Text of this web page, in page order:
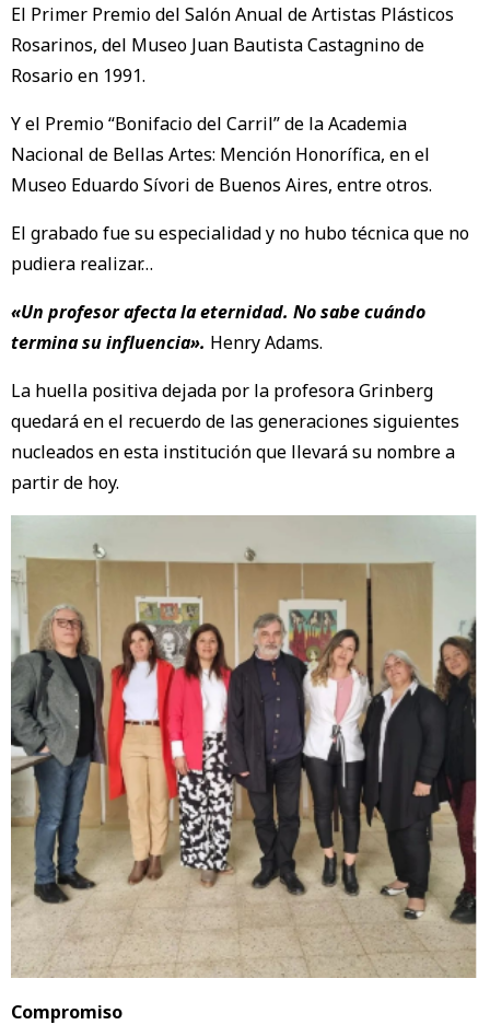
El Primer Premio del Salón Anual de Artistas Plásticos
Rosarinos, del Museo Juan Bautista Castagnino de
Rosario en 1991.
Y el Premio “Bonifacio del Carril” de la Academia
Nacional de Bellas Artes: Mención Honorífica, en el
Museo Eduardo Sívori de Buenos Aires, entre otros.
El grabado fue su especialidad y no hubo técnica que no
pudiera realizar…
«Un profesor afecta la eternidad. No sabe cuándo
termina su influencia». Henry Adams.
La huella positiva dejada por la profesora Grinberg
quedará en el recuerdo de las generaciones siguientes
nucleados en esta institución que llevará su nombre a
partir de hoy.
Compromiso